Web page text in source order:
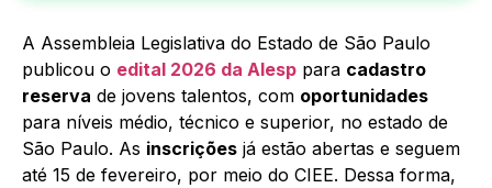
A Assembleia Legislativa do Estado de São Paulo
publicou o edital 2026 da Alesp para cadastro
reserva de jovens talentos, com oportunidades
para níveis médio, técnico e superior, no estado de
São Paulo. As inscrições já estão abertas e seguem
até 15 de fevereiro, por meio do CIEE. Dessa forma,